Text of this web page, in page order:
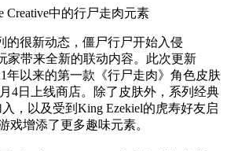
的很新动态，僵尸行尸开始入侵
家带来全新的联动内容。此次更新
年以来的第一款《行尸走肉》角色皮肤
4日上线商店。除了皮肤外，系列经典
，以及受到King Ezekiel的虎寿好友启
戏增添了更多趣味元素。